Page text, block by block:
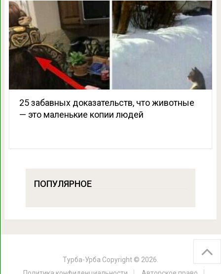
25 забавных доказательств, что животные
— это маленькие копии людей
ПОПУЛЯРНОЕ
Турба-Урба Copyright © 2026.